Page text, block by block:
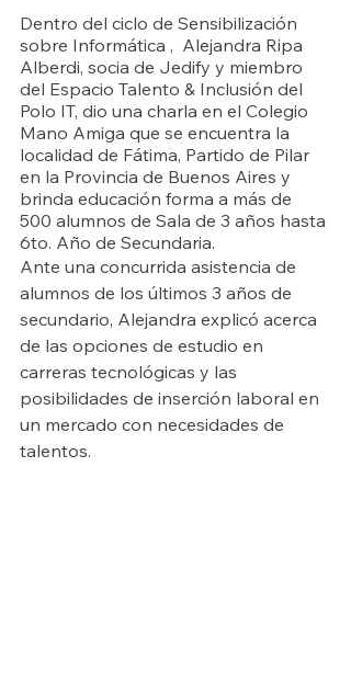
Dentro del ciclo de Sensibilización
sobre Informática ,  Alejandra Ripa
Alberdi, socia de Jedify y miembro
del Espacio Talento & Inclusión del
Polo IT, dio una charla en el Colegio
Mano Amiga que se encuentra la
localidad de Fátima, Partido de Pilar
en la Provincia de Buenos Aires y
brinda educación forma a más de
500 alumnos de Sala de 3 años hasta
6to. Año de Secundaria.
Ante una concurrida asistencia de
alumnos de los últimos 3 años de
secundario, Alejandra explicó acerca
de las opciones de estudio en
carreras tecnológicas y las
posibilidades de inserción laboral en
un mercado con necesidades de
talentos.